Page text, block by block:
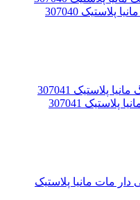
307040
307041